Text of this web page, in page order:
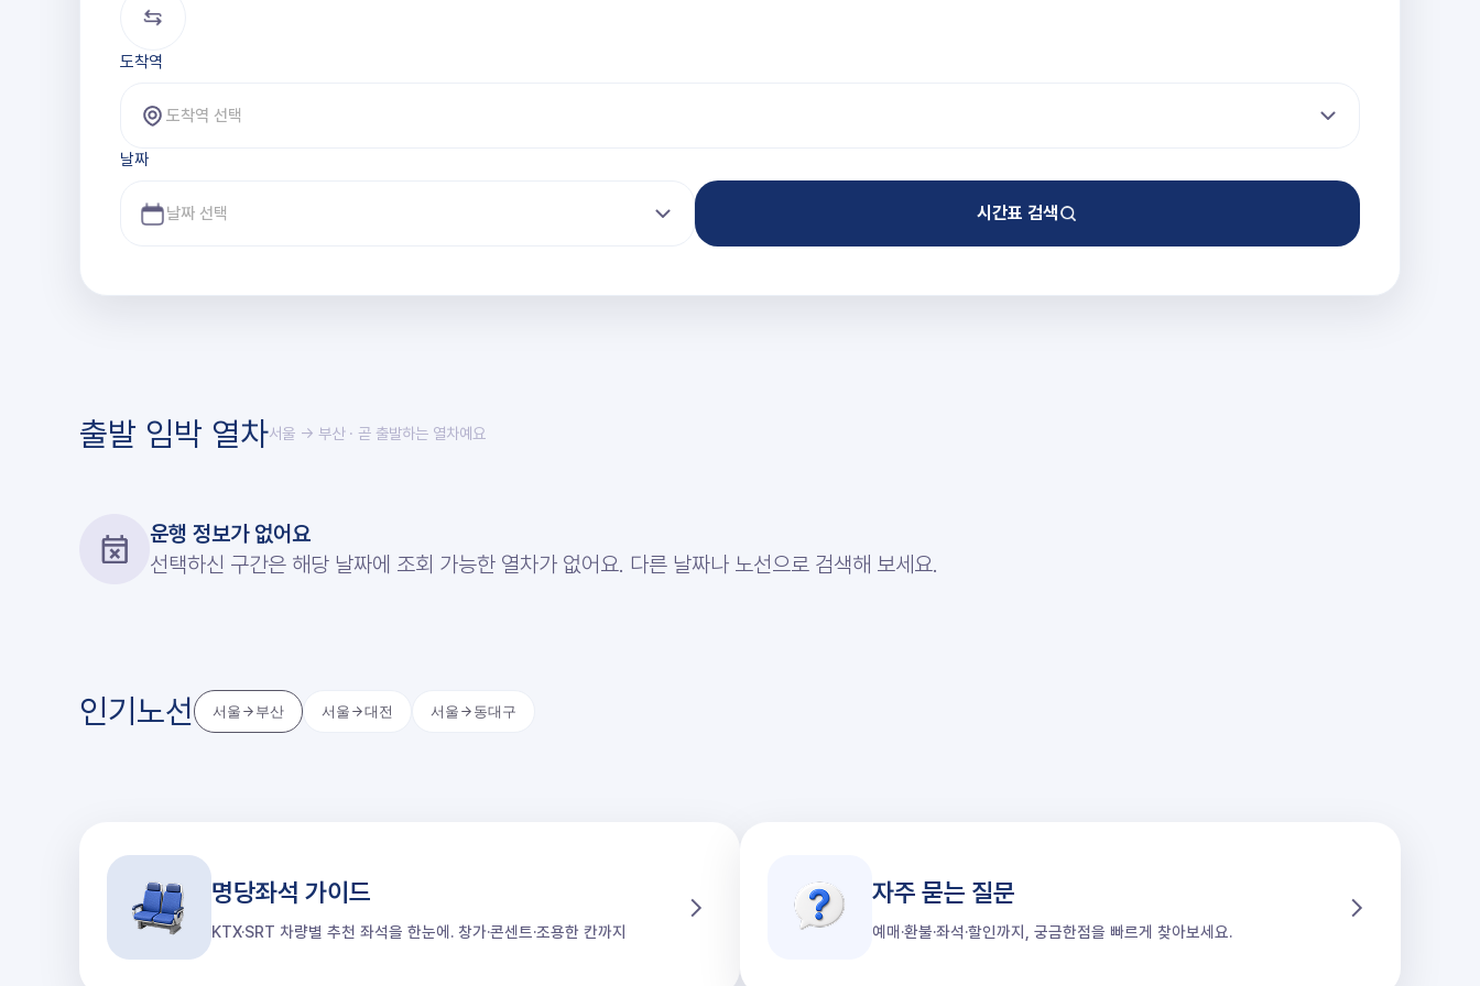
도착역
도착역 선택
날짜
시간표 검색
출발 임박 열차서울 → 부산· 곧 출발하는 열차예요
운행 정보가 없어요
선택하신 구간은 해당 날짜에 조회 가능한 열차가 없어요. 다른 날짜나 노선으로 검색해 보세요.
인기노선 서울 부산 서울 대전 서울 동대구
명당좌석 가이드
KTX·SRT 차량별 추천 좌석을 한눈에. 창가·콘센트·조용한 칸까지
자주 묻는 질문
예매·환불·좌석·할인까지, 궁금한점을 빠르게 찾아보세요.